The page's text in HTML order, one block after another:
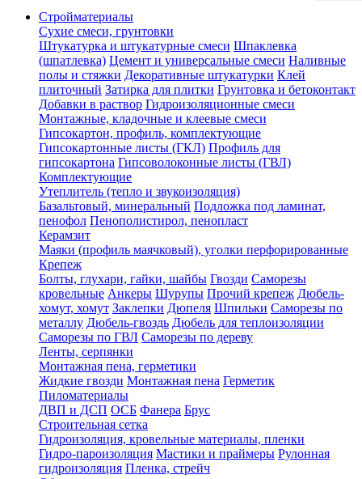
Стройматериалы
Сухие смеси, грунтовки
Штукатурка и штукатурные смеси Шпаклевка
(шпатлевка) Цемент и универсальные смеси Наливные
полы и стяжки Декоративные штукатурки Клей
плиточный Затирка для плитки Грунтовка и бетоконтакт
Добавки в раствор Гидроизоляционные смеси
Монтажные, кладочные и клеевые смеси
Гипсокартон, профиль, комплектующие
Гипсокартонные листы (ГКЛ) Профиль для
гипсокартона Гипсоволоконные листы (ГВЛ)
Комплектующие
Утеплитель (тепло и звукоизоляция)
Базальтовый, минеральный Подложка под ламинат,
пенофол Пенополистирол, пенопласт
Керамзит
Маяки (профиль маячковый), уголки перфорированные
Крепеж
Болты, глухари, гайки, шайбы Гвозди Саморезы
кровельные Анкеры Шурупы Прочий крепеж Дюбель-
хомут, хомут Заклепки Дюпеля Шпильки Саморезы по
металлу Дюбель-гвоздь Дюбель для теплоизоляции
Саморезы по ГВЛ Саморезы по дереву
Ленты, серпянки
Монтажная пена, герметики
Жидкие гвозди Монтажная пена Герметик
Пиломатериалы
ДВП и ДСП ОСБ Фанера Брус
Строительная сетка
Гидроизоляция, кровельные материалы, пленки
Гидро-пароизоляция Мастики и праймеры Рулонная
гидроизоляция Пленка, стрейч